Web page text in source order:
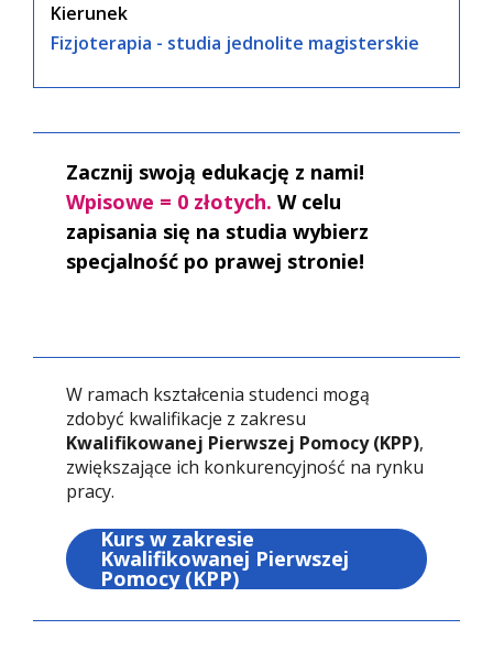
Kierunek
Fizjoterapia - studia jednolite magisterskie
Zacznij swoją edukację z nami!
Wpisowe = 0 złotych. W celu
zapisania się na studia wybierz
specjalność po prawej stronie!
W ramach kształcenia studenci mogą
zdobyć kwalifikacje z zakresu
Kwalifikowanej Pierwszej Pomocy (KPP),
zwiększające ich konkurencyjność na rynku
pracy.
Kurs w zakresie
Kwalifikowanej Pierwszej
Pomocy (KPP)